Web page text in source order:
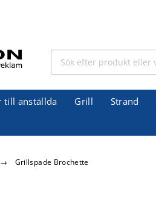
till anställda Grill Strand
→ Grillspade Brochette